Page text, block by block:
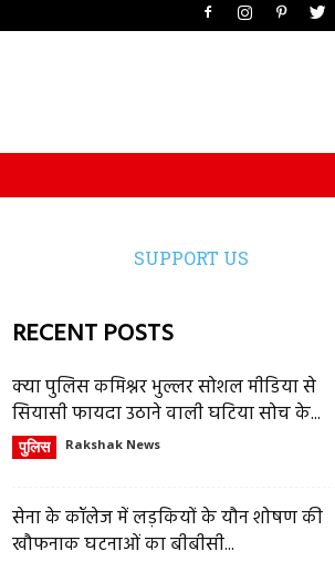
SUPPORT US
RECENT POSTS
क्या पुलिस कमिश्नर भुल्लर सोशल मीडिया से
सियासी फायदा उठाने वाली घटिया सोच के...
पुलिस Rakshak News
सेना के कॉलेज में लड़कियों के यौन शोषण की
खौफनाक घटनाओं का बीबीसी...